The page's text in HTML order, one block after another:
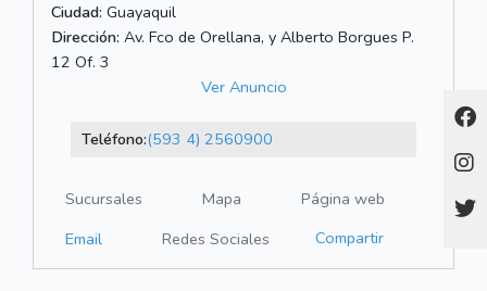
Ciudad: Guayaquil
Dirección: Av. Fco de Orellana, y Alberto Borgues P.
12 Of. 3
Ver Anuncio
Teléfono:(593 4) 2560900
Sucursales Mapa
Página web
Email
Redes Sociales Compartir